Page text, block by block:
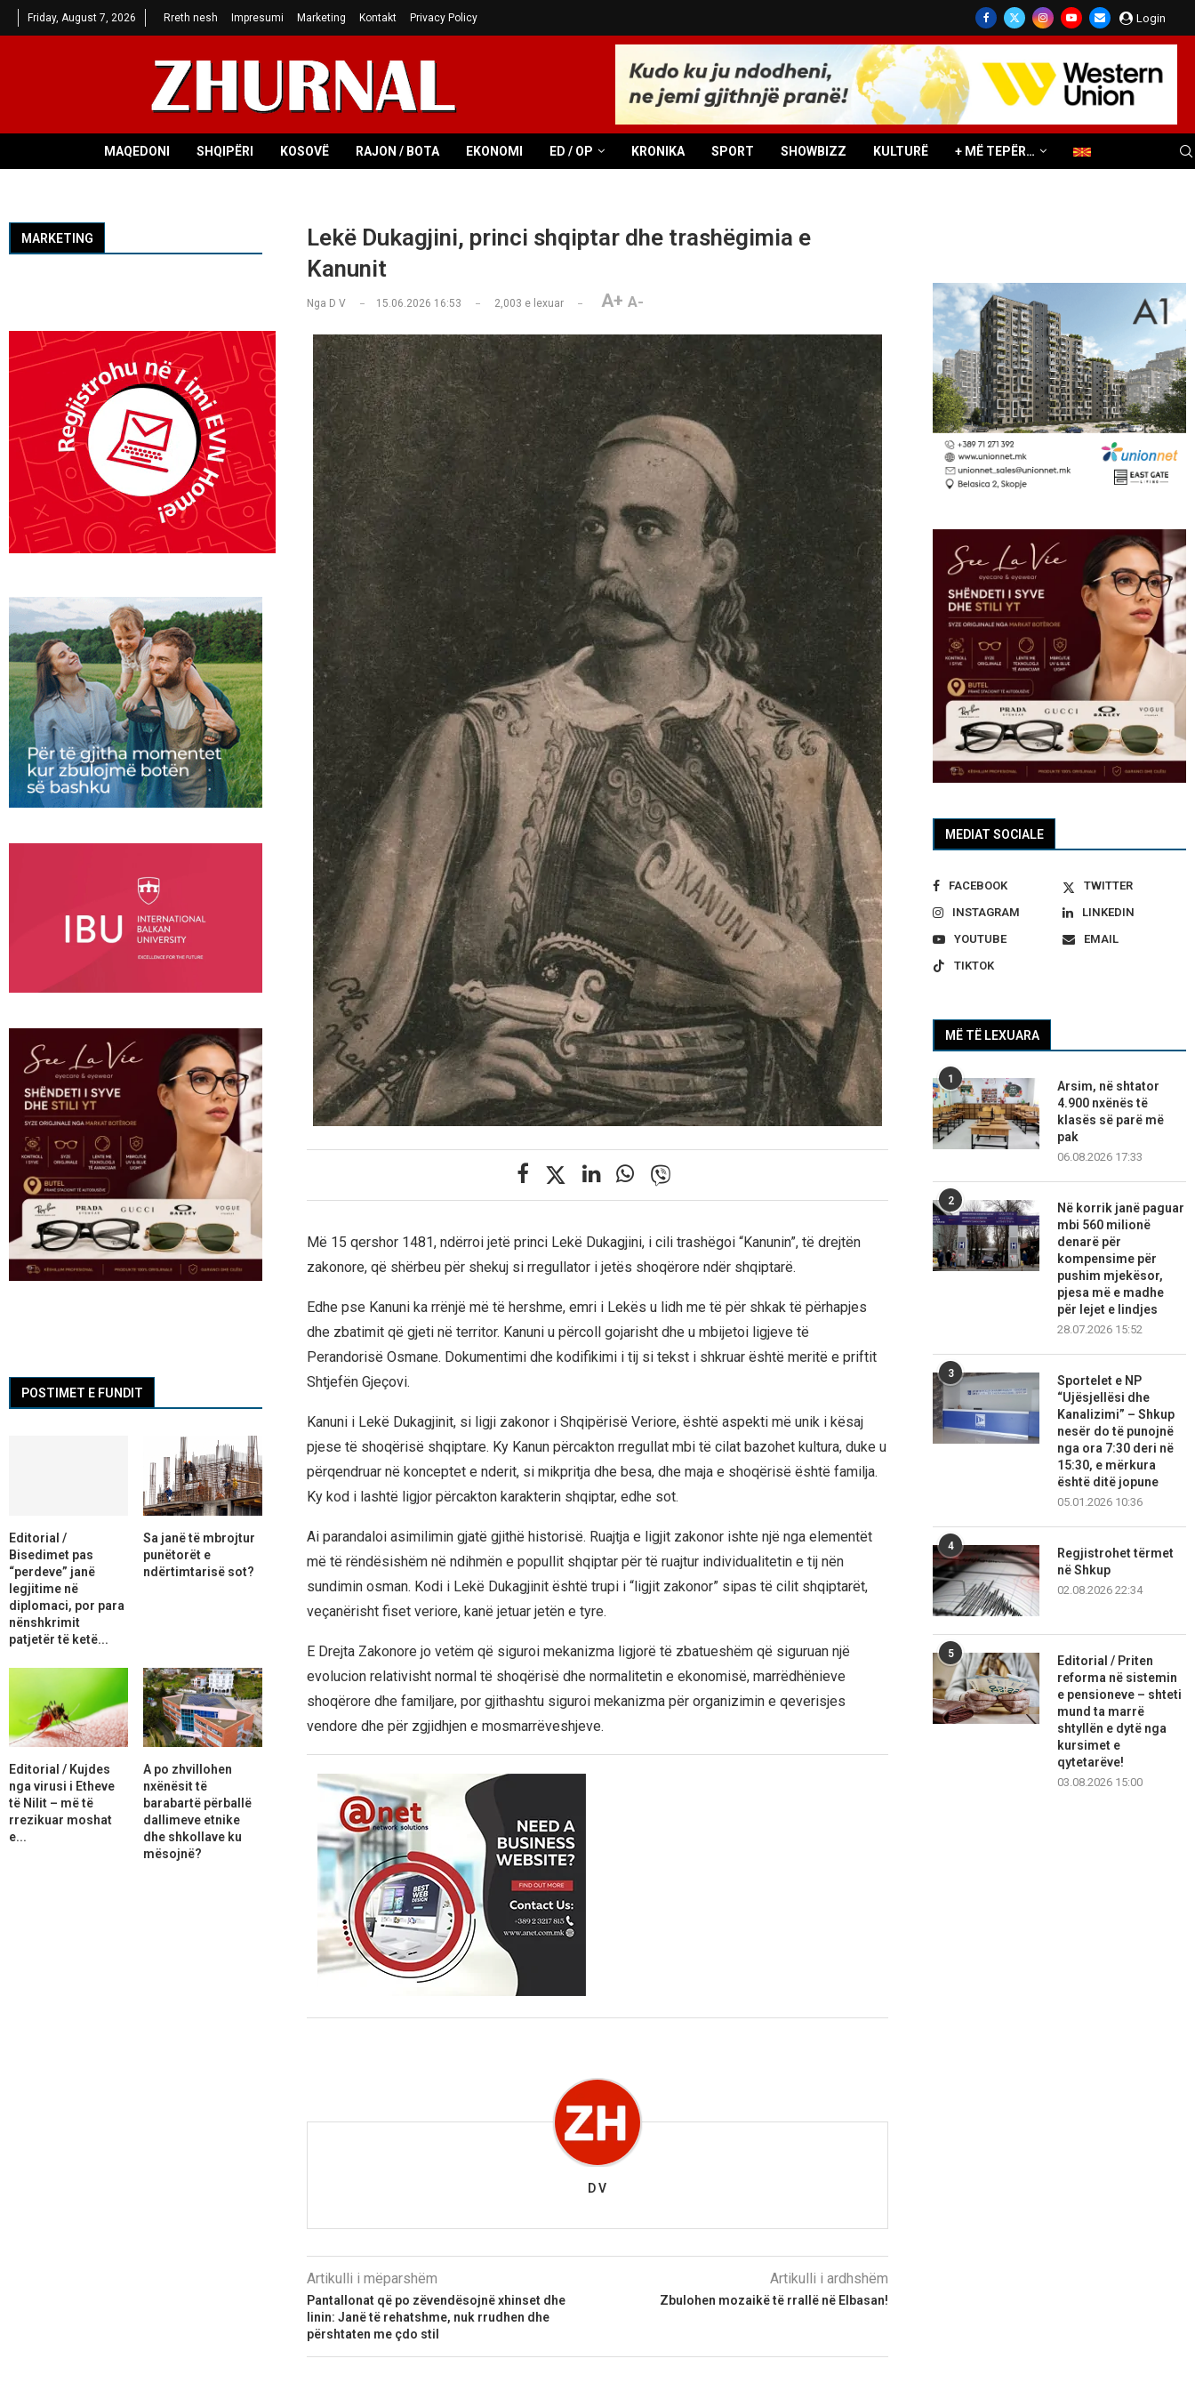
Friday, August 7, 2026 Rreth nesh Impresumi Marketing Kontakt Privacy Policy Login
MAQEDONI SHQIPËRI KOSOVË RAJON / BOTA EKONOMI ED / OP KRONIKA SPORT SHOWBIZZ KULTURË + MË TEPËR…
Lekë Dukagjini, princi shqiptar dhe trashëgimia e
Kanunit
Nga D V 15.06.2026 16:53 2,003 e lexuar A+ A-
Më 15 qershor 1481, ndërroi jetë princi Lekë Dukagjini, i cili trashëgoi “Kanunin”, të drejtën
zakonore, që shërbeu për shekuj si rregullator i jetës shoqërore ndër shqiptarë.
Edhe pse Kanuni ka rrënjë më të hershme, emri i Lekës u lidh me të për shkak të përhapjes
dhe zbatimit që gjeti në territor. Kanuni u përcoll gojarisht dhe u mbijetoi ligjeve të
Perandorisë Osmane. Dokumentimi dhe kodifikimi i tij si tekst i shkruar është meritë e priftit
Shtjefën Gjeçovi.
Kanuni i Lekë Dukagjinit, si ligji zakonor i Shqipërisë Veriore, është aspekti më unik i kësaj
pjese të shoqërisë shqiptare. Ky Kanun përcakton rregullat mbi të cilat bazohet kultura, duke u
përqendruar në konceptet e nderit, si mikpritja dhe besa, dhe maja e shoqërisë është familja.
Ky kod i lashtë ligjor përcakton karakterin shqiptar, edhe sot.
Ai parandaloi asimilimin gjatë gjithë historisë. Ruajtja e ligjit zakonor ishte një nga elementët
më të rëndësishëm në ndihmën e popullit shqiptar për të ruajtur individualitetin e tij nën
sundimin osman. Kodi i Lekë Dukagjinit është trupi i “ligjit zakonor” sipas të cilit shqiptarët,
veçanërisht fiset veriore, kanë jetuar jetën e tyre.
E Drejta Zakonore jo vetëm që siguroi mekanizma ligjorë të zbatueshëm që siguruan një
evolucion relativisht normal të shoqërisë dhe normalitetin e ekonomisë, marrëdhënieve
shoqërore dhe familjare, por gjithashtu siguroi mekanizma për organizimin e qeverisjes
vendore dhe për zgjidhjen e mosmarrëveshjeve.
D V
Artikulli i mëparshëm
Pantallonat që po zëvendësojnë xhinset dhe
linin: Janë të rehatshme, nuk rrudhen dhe
përshtaten me çdo stil
Artikulli i ardhshëm
Zbulohen mozaikë të rrallë në Elbasan!
MEDIAT SOCIALE
FACEBOOK
TWITTER
INSTAGRAM
LINKEDIN
YOUTUBE
EMAIL
TIKTOK
MË TË LEXUARA
1
Arsim, në shtator
4.900 nxënës të
klasës së parë më
pak
06.08.2026 17:33
2
Në korrik janë paguar
mbi 560 milionë
denarë për
kompensime për
pushim mjekësor,
pjesa më e madhe
për lejet e lindjes
28.07.2026 15:52
3
Sportelet e NP
“Ujësjellësi dhe
Kanalizimi” – Shkup
nesër do të punojnë
nga ora 7:30 deri në
15:30, e mërkura
është ditë jopune
05.01.2026 10:36
4
Regjistrohet tërmet
në Shkup
02.08.2026 22:34
5
Editorial / Priten
reforma në sistemin
e pensioneve – shteti
mund ta marrë
shtyllën e dytë nga
kursimet e
qytetarëve!
03.08.2026 15:00
MARKETING
POSTIMET E FUNDIT
Editorial /
Bisedimet pas
“perdeve” janë
legjitime në
diplomaci, por para
nënshkrimit
patjetër të ketë...
Sa janë të mbrojtur
punëtorët e
ndërtimtarisë sot?
Editorial / Kujdes
nga virusi i Etheve
të Nilit – më të
rrezikuar moshat
e...
A po zhvillohen
nxënësit të
barabartë përballë
dallimeve etnike
dhe shkollave ku
mësojnë?